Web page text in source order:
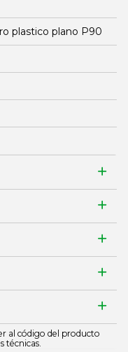
plastico plano P90
al código del producto
técnicas.